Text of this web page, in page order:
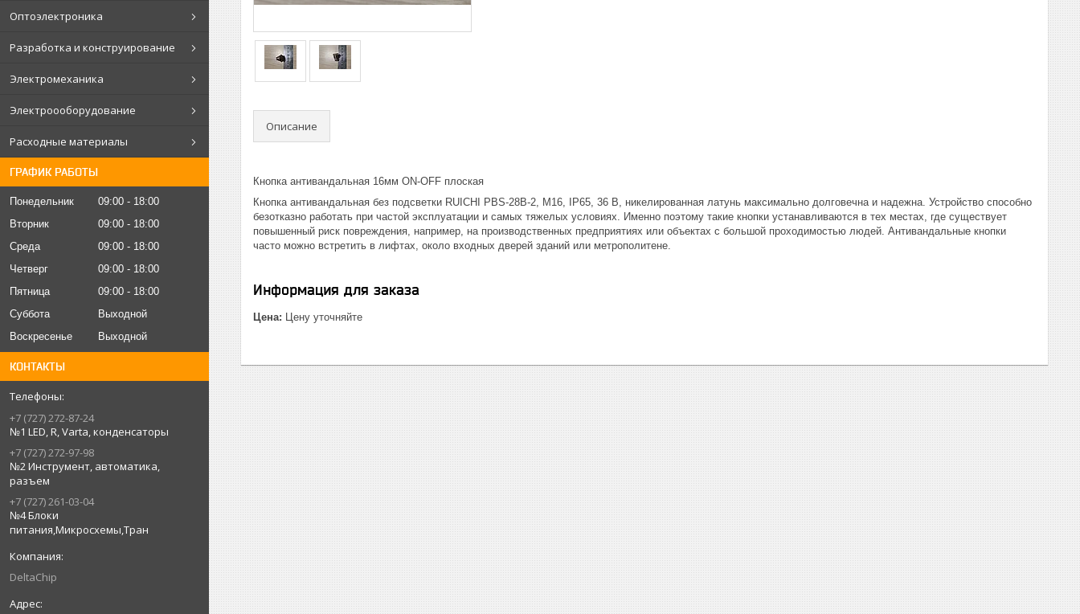
Оптоэлектроника
Разработка и конструирование
Электромеханика
Электроооборудование
Расходные материалы
ГРАФИК РАБОТЫ
Понедельник 09:00
18:00
Вторник
09:00
18:00
Среда
09:00
18:00
Четверг
09:00
18:00
Пятница
09:00
18:00
Суббота
Выходной
Воскресенье
Выходной
КОНТАКТЫ
+7 (727) 272-87-24
№1 LED, R, Varta, конденсаторы
+7 (727) 272-97-98
№2 Инструмент, автоматика,
разъем
+7 (727) 261-03-04
№4 Блоки
питания,Микросхемы,Тран
DeltaChip
Описание
Кнопка антивандальная 16мм ON-OFF плоская
Кнопка антивандальная без подсветки RUICHI PBS-28B-2, М16, IP65, 36 В, никелированная латунь максимально долговечна и надежна. Устройство способно
безотказно работать при частой эксплуатации и самых тяжелых условиях. Именно поэтому такие кнопки устанавливаются в тех местах, где существует
повышенный риск повреждения, например, на производственных предприятиях или объектах с большой проходимостью людей. Антивандальные кнопки
часто можно встретить в лифтах, около входных дверей зданий или метрополитене.
Информация для заказа
Цена: Цену уточняйте